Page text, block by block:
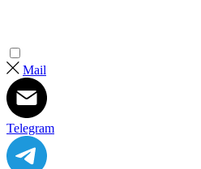
Mail
Telegram